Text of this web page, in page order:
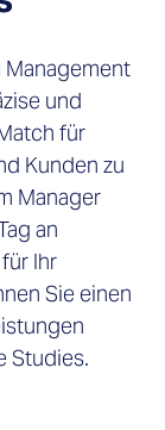
Management
und
für
Kunden zu
Manager
an
Ihr
Sie einen
Studies.